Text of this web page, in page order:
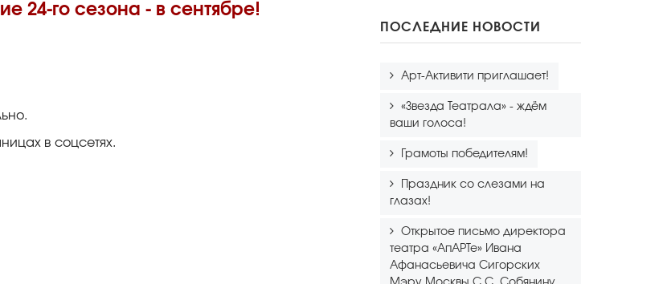
24-го сезона - в сентябре!
в соцсетях.
ПОСЛЕДНИЕ НОВОСТИ
Арт-Активити приглашает!
«Звезда Театрала» - ждём
ваши голоса!
Грамоты победителям!
Праздник со слезами на
глазах!
Открытое письмо директора
театра «АпАРТе» Ивана
Афанасьевича Сигорских